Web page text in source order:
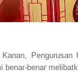
benar-benar